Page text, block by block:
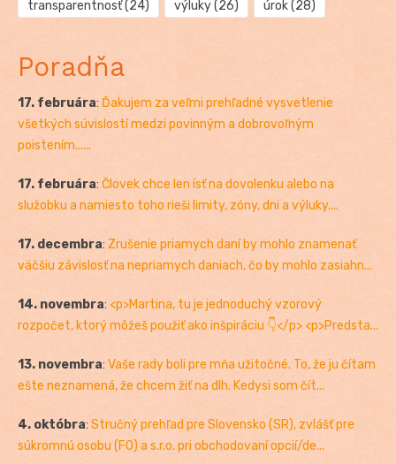
transparentnosť(24) výluky(26) úrok(28)
Poradňa
17. februára: Ďakujem za veľmi prehľadné vysvetlenie
všetkých súvislostí medzi povinným a dobrovoľným
poistením......
17. februára: Človek chce len ísť na dovolenku alebo na
služobku a namiesto toho rieši limity, zóny, dni a výluky....
17. decembra: Zrušenie priamych daní by mohlo znamenať
väčšiu závislosť na nepriamych daniach, čo by mohlo zasiahn...
14. novembra: <p>Martina, tu je jednoduchý vzorový
rozpočet, ktorý môžeš použiť ako inšpiráciu 👇</p> <p>Predsta...
13. novembra: Vaše rady boli pre mňa užitočné. To, že ju čítam
ešte neznamená, že chcem žiť na dlh. Kedysi som čít...
4. októbra: Stručný prehľad pre Slovensko (SR), zvlášť pre
súkromnú osobu (FO) a s.r.o. pri obchodovaní opcií/de...